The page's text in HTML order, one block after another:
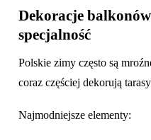
Dekoracje
specjalność
Polskie zimy często są
coraz częściej dekorują
Najmodniejsze elementy: